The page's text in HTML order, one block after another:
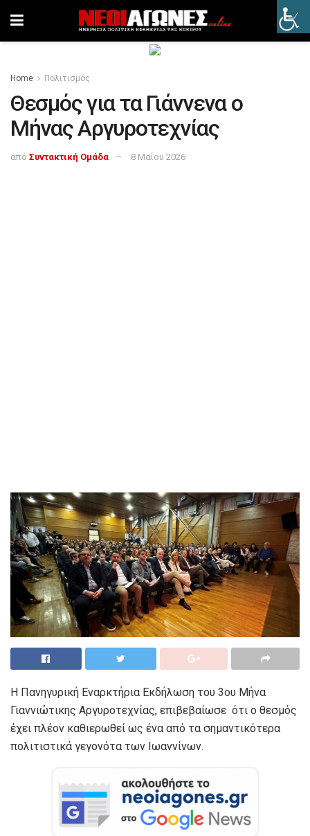
Home Πολιτισμός
Θεσμός για τα Γιάννενα ο
Μήνας Αργυροτεχνίας
από Συντακτική Ομάδα 8 Μαΐου 2026
Η Πανηγυρική Εναρκτήρια Εκδήλωση του 3ου Μήνα
Γιαννιώτικης Αργυροτεχνίας, επιβεβαίωσε ότι ο θεσμός
έχει πλέον καθιερωθεί ως ένα από τα σημαντικότερα
πολιτιστικά γεγονότα των Ιωαννίνων.